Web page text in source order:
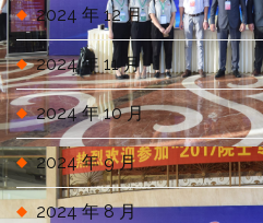
2024 年 12 月
2024 年 11 月
2024 年 10 月
2024 年 9 月
2024 年 8 月